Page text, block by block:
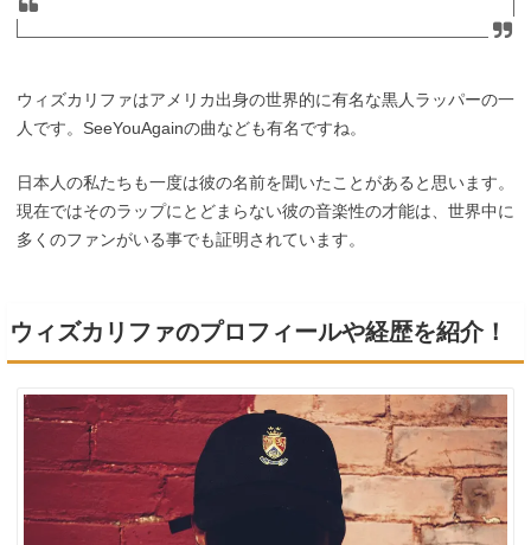
ウィズカリファはアメリカ出身の世界的に有名な黒人ラッパーの一
人です。SeeYouAgainの曲なども有名ですね。
日本人の私たちも一度は彼の名前を聞いたことがあると思います。
現在ではそのラップにとどまらない彼の音楽性の才能は、世界中に
多くのファンがいる事でも証明されています。
ウィズカリファのプロフィールや経歴を紹介！